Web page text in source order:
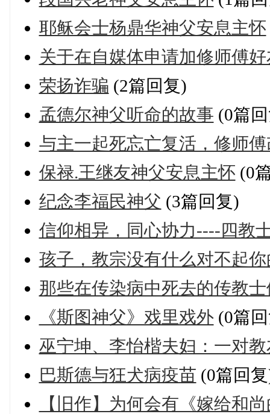
耶稣会士杨鼎华神父安息主怀
关于在自媒体申请加修师傅
荣扬诈骗 (2篇回复)
孟德尔神父听命的故事 (0篇
与主一起死忘亡复活，修师
保禄.王继友神父安息主怀 (0
纪念李福民神父 (3篇回复)
信仰相异，同心协力----四教
孩子，教宗没有什么对不起你
那些在传染病中死去的传教士
《斯图神父》戏里戏外(0篇
巫宁坤、李怡楷夫妇：一对
巴斯德与狂犬病疫苗 (0篇回
【旧作】为何会有《嫁给和